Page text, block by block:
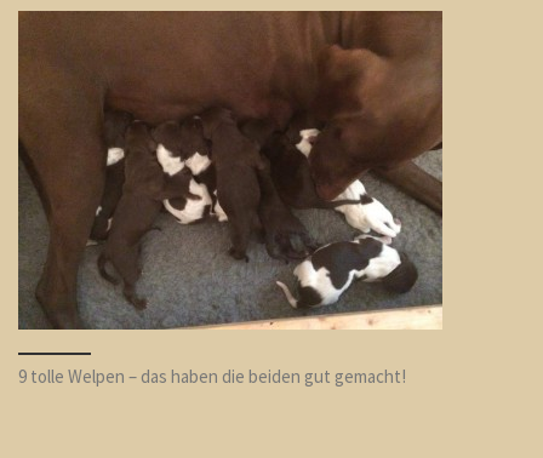
9 tolle Welpen – das haben die beiden gut gemacht!